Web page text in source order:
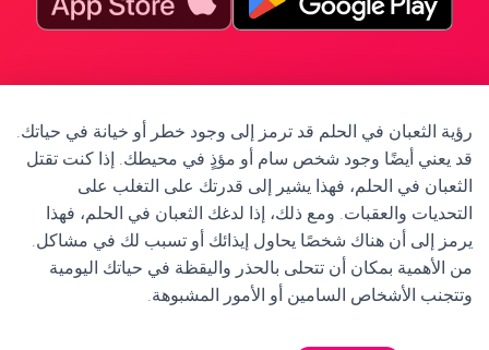
رؤية الثعبان في الحلم قد ترمز إلى وجود خطر أو خيانة في حياتك.
قد يعني أيضًا وجود شخص سام أو مؤذٍ في محيطك. إذا كنت تقتل
الثعبان في الحلم، فهذا يشير إلى قدرتك على التغلب على
التحديات والعقبات. ومع ذلك، إذا لدغك الثعبان في الحلم، فهذا
يرمز إلى أن هناك شخصًا يحاول إيذائك أو تسبب لك في مشاكل.
من الأهمية بمكان أن تتحلى بالحذر واليقظة في حياتك اليومية
وتتجنب الأشخاص السامين أو الأمور المشبوهة.